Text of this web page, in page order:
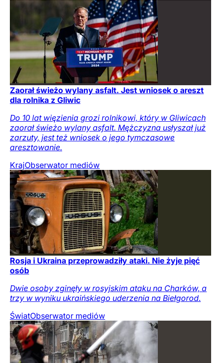
Zaorał świeżo wylany asfalt. Jest wniosek o areszt
dla rolnika z Gliwic
Do 10 lat więzienia grozi rolnikowi, który w Gliwicach
zaorał świeżo wylany asfalt. Mężczyzna usłyszał już
zarzuty, jest też wniosek o jego tymczasowe
aresztowanie.
KrajObserwator mediów
Rosja i Ukraina przeprowadziły ataki. Nie żyje pięć
osób
Dwie osoby zginęły w rosyjskim ataku na Charków, a
trzy w wyniku ukraińskiego uderzenia na Biełgorod.
ŚwiatObserwator mediów